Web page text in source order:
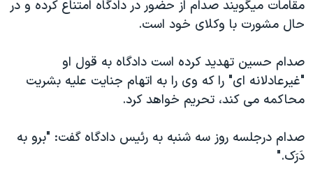
جستجوویژه برنامه‌ها
فرهنگ و زندگی
حقوق شهروندی
علم و فناوری
مستندها
انتخابات ریاست جمهوری آمریکا ۲۰۲۴
رمز مهسا
یادگیری زبان انگلیسی
دنبال کنید
زبانهای مختلف
مقامات ميگويند صدام از حضور در دادگاه امتناع کرده و در
حال مشورت با وکلای خود است.
صدام حسين تهديد کرده است دادگاه به قول او
"غيرعادلانه ای" را که وی را به اتهام جنايت عليه بشريت
محاکمه می کند، تحريم خواهد کرد.
صدام درجلسه روز سه شنبه به رئيس دادگاه گفت: "برو به
دَرَک."